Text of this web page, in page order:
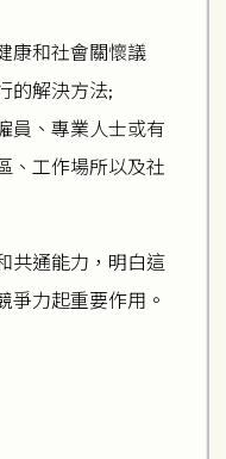
康和社會關懷議
的解決方法;
員、專業人士或有
、工作場所以及社
共通能力，明白這
爭力起重要作用。